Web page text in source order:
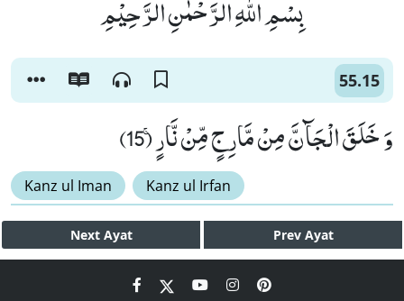
بِسْمِ اللّٰهِ الرَّحْمٰنِ الرَّحِیْمِ
55.15
وَ خَلَقَ الْجَآنَّ مِنْ مَّارِجٍ مِّنْ نَّارٍۚ (15)
Kanz ul Iman Kanz ul Irfan
Next Ayat Prev Ayat